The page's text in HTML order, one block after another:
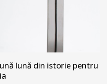
lună din istorie pentru